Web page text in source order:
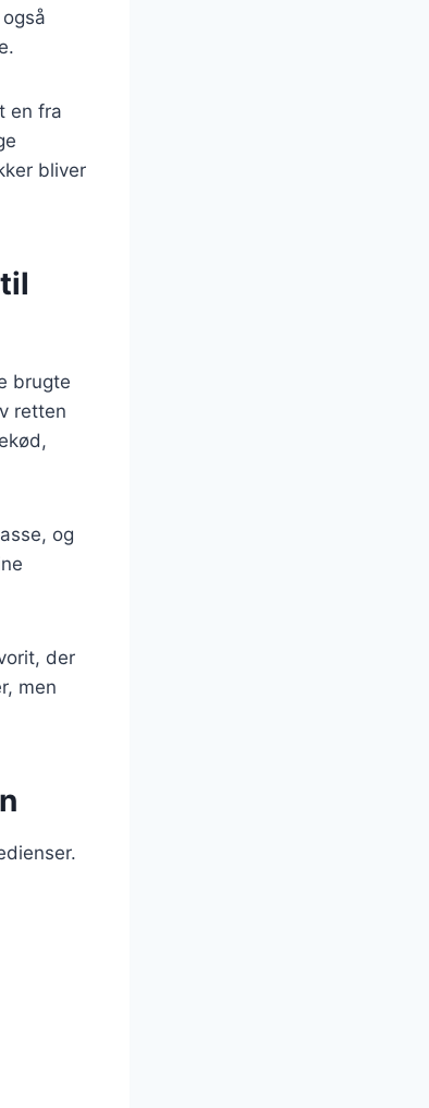
en fra
bliver
brugte
retten
og
der
men